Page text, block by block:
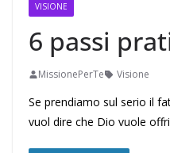
VISIONE
6 passi
MissionePerTe Visione
Se prendiamo sul serio il
vuol dire che Dio vuole